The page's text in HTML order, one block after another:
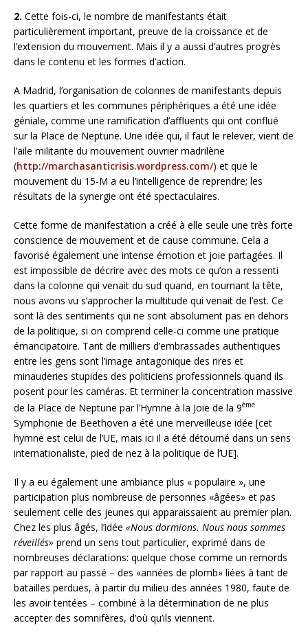
2. Cette fois-ci, le nombre de manifestants était
particulièrement important, preuve de la croissance et de
l’extension du mouvement. Mais il y a aussi d’autres progrès
dans le contenu et les formes d’action.
A Madrid, l’organisation de colonnes de manifestants depuis
les quartiers et les communes périphériques a été une idée
géniale, comme une ramification d’affluents qui ont conflué
sur la Place de Neptune. Une idée qui, il faut le relever, vient de
l’aile militante du mouvement ouvrier madrilène
(http://marchasanticrisis.wordpress.com/) et que le
mouvement du 15-M a eu l’intelligence de reprendre; les
résultats de la synergie ont été spectaculaires.
Cette forme de manifestation a créé à elle seule une très forte
conscience de mouvement et de cause commune. Cela a
favorisé également une intense émotion et joie partagées. Il
est impossible de décrire avec des mots ce qu’on a ressenti
dans la colonne qui venait du sud quand, en tournant la tête,
nous avons vu s’approcher la multitude qui venait de l’est. Ce
sont là des sentiments qui ne sont absolument pas en dehors
de la politique, si on comprend celle-ci comme une pratique
émancipatoire. Tant de milliers d’embrassades authentiques
entre les gens sont l’image antagonique des rires et
minauderies stupides des politiciens professionnels quand ils
posent pour les caméras. Et terminer la concentration massive
de la Place de Neptune par l’Hymne à la Joie de la 9ème
Symphonie de Beethoven a été une merveilleuse idée [cet
hymne est celui de l’UE, mais ici il a été détourné dans un sens
internationaliste, pied de nez à la politique de l’UE].
Il y a eu également une ambiance plus « populaire », une
participation plus nombreuse de personnes «âgées» et pas
seulement celle des jeunes qui apparaissaient au premier plan.
Chez les plus âgés, l’idée «Nous dormions. Nous nous sommes
réveillés» prend un sens tout particulier, exprimé dans de
nombreuses déclarations: quelque chose comme un remords
par rapport au passé – des «années de plomb» liées à tant de
batailles perdues, à partir du milieu des années 1980, faute de
les avoir tentées – combiné à la détermination de ne plus
accepter des somnifères, d’où qu’ils viennent.